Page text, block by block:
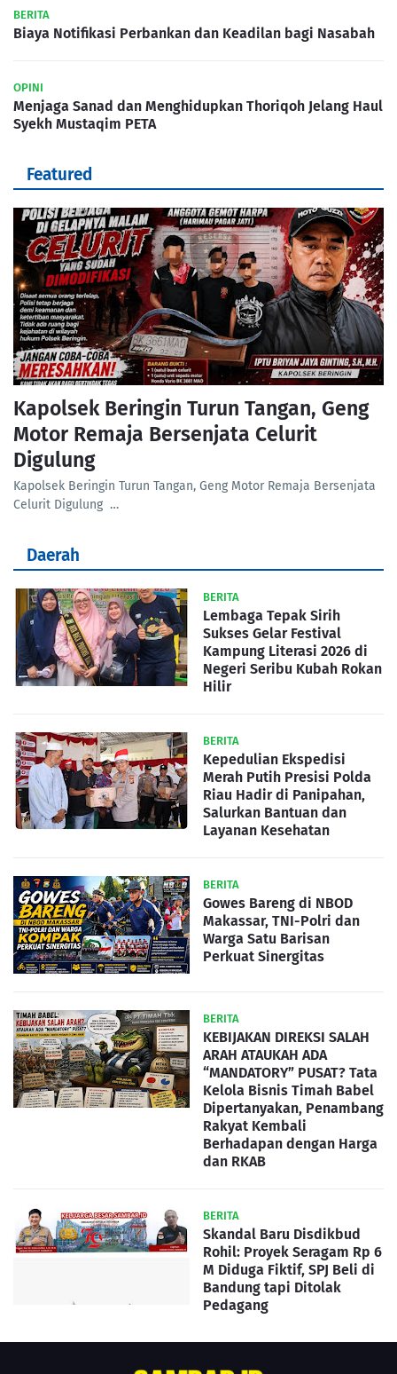
BERITA
Biaya Notifikasi Perbankan dan Keadilan bagi Nasabah
OPINI
Menjaga Sanad dan Menghidupkan Thoriqoh Jelang Haul
Syekh Mustaqim PETA
Featured
Kapolsek Beringin Turun Tangan, Geng
Motor Remaja Bersenjata Celurit
Digulung
Kapolsek Beringin Turun Tangan, Geng Motor Remaja Bersenjata
Celurit Digulung …
Daerah
BERITA
Lembaga Tepak Sirih
Sukses Gelar Festival
Kampung Literasi 2026 di
Negeri Seribu Kubah Rokan
Hilir
BERITA
Kepedulian Ekspedisi
Merah Putih Presisi Polda
Riau Hadir di Panipahan,
Salurkan Bantuan dan
Layanan Kesehatan
BERITA
Gowes Bareng di NBOD
Makassar, TNI-Polri dan
Warga Satu Barisan
Perkuat Sinergitas
BERITA
KEBIJAKAN DIREKSI SALAH
ARAH ATAUKAH ADA
“MANDATORY” PUSAT? Tata
Kelola Bisnis Timah Babel
Dipertanyakan, Penambang
Rakyat Kembali
Berhadapan dengan Harga
dan RKAB
BERITA
Skandal Baru Disdikbud
Rohil: Proyek Seragam Rp 6
M Diduga Fiktif, SPJ Beli di
Bandung tapi Ditolak
Pedagang